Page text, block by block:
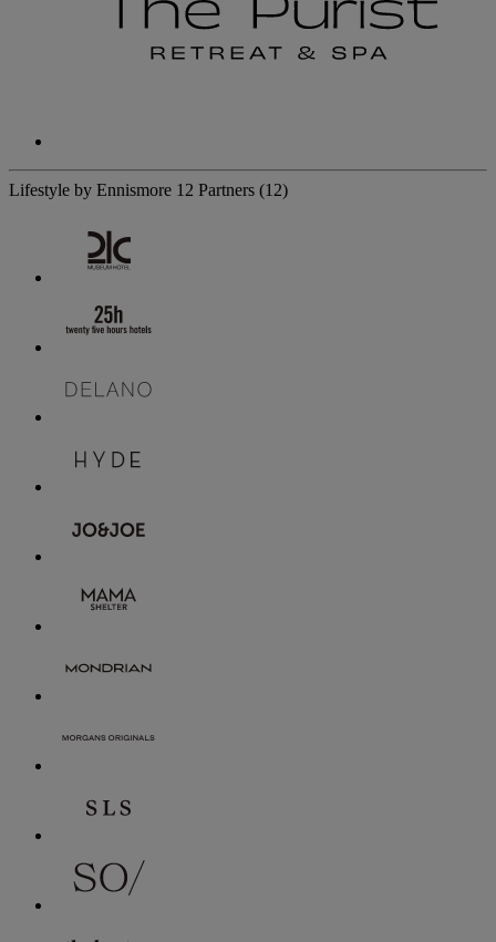
Lifestyle by Ennismore 12 Partners (12)